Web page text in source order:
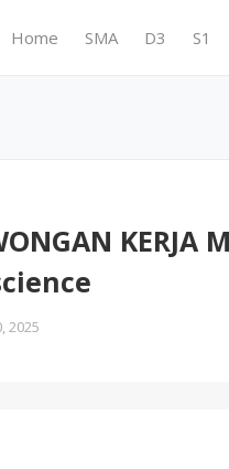
Home SMA D3 S1
KERJA
2025